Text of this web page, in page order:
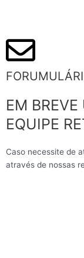
EM
EQUIPE
Caso necessite de
através de nossas